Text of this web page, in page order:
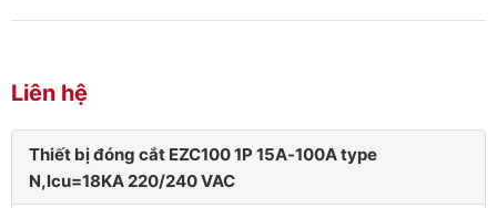
Liên hệ
Thiết bị đóng cắt EZC100 1P 15A-100A type
N,lcu=18KA 220/240 VAC